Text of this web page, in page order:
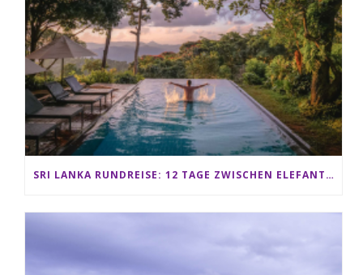
SRI LANKA RUNDREISE: 12 TAGE ZWISCHEN ELEFANTEN, TEEPLANTAGEN & STRAND ALS FAMILIE